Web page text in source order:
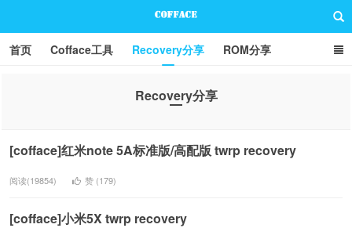
首页 Cofface工具 Recovery分享 ROM分享
Recovery分享
[cofface]红米note 5A标准版/高配版 twrp recovery
阅读(19854) 赞 (179)
[cofface]小米5X twrp recovery